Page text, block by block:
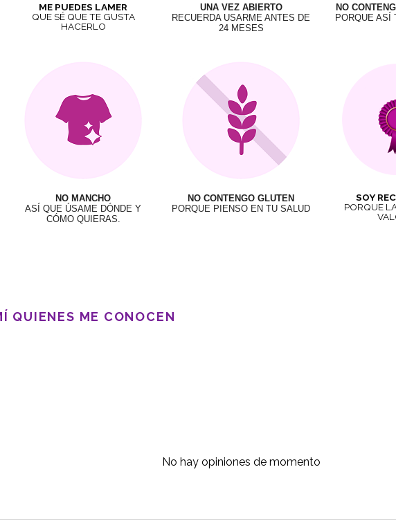
ME PUEDES LAMER
QUE SÉ QUE TE GUSTA
HACERLO
UNA VEZ ABIERTO
RECUERDA USARME ANTES DE
24 MESES
NO
PORQUE ASÍ
NO MANCHO
ASÍ QUE ÚSAME DÓNDE Y
CÓMO QUIERAS.
NO CONTENGO GLUTEN
PORQUE PIENSO EN TU SALUD
SOY
PORQUE
QUIENES ME CONOCEN
No hay opiniones de momento